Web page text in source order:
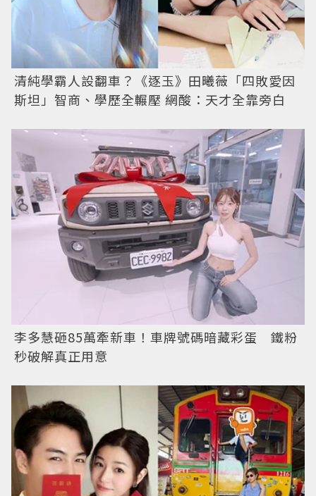
清純學霸人設翻車？《逐玉》田曦薇「四敗愛因
斯坦」智商、學歷全輾壓 網酸：天才全靠旁白
李多慧砸85萬牽新車！車牌號碼暗藏彩蛋 鐵粉
秒破解真正用意